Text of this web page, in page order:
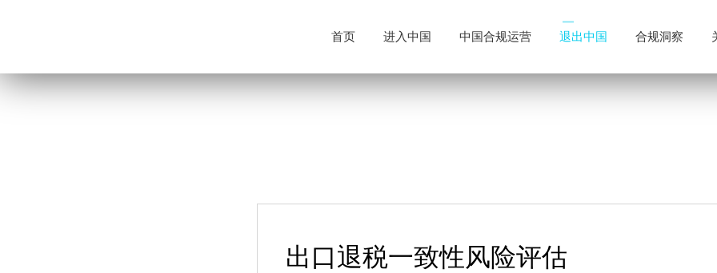
首页 进入中国 中国合规运营 退出中国 合规洞察
出口退税一致性风险评估